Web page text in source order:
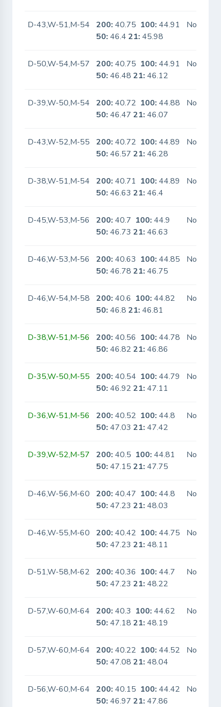
D-43,W-51,M-54 200: 40.75 100: 44.91
50: 46.421: 45.98
No
D-50,W-54,M-57 200: 40.75 100: 44.91
50: 46.4821: 46.12
No
D-39,W-50,M-54 200: 40.72 100: 44.88
50: 46.4721: 46.07
No
D-43,W-52,M-55 200: 40.72 100: 44.89
50: 46.5721: 46.28
No
D-38,W-51,M-54 200: 40.71 100: 44.89
50: 46.6321: 46.4
No
D-45,W-53,M-56 200: 40.7 100: 44.9
50: 46.7321: 46.63
No
D-46,W-53,M-56 200: 40.63 100: 44.85
50: 46.7821: 46.75
No
D-46,W-54,M-58 200: 40.6 100: 44.82
50: 46.821: 46.81
No
D-38,W-51,M-56 200: 40.56 100: 44.78
50: 46.8221: 46.86
No
D-35,W-50,M-55 200: 40.54 100: 44.79
50: 46.9221: 47.11
No
D-36,W-51,M-56 200: 40.52 100: 44.8
50: 47.0321: 47.42
No
D-39,W-52,M-57 200: 40.5 100: 44.81
50: 47.1521: 47.75
No
D-46,W-56,M-60 200: 40.47 100: 44.8
50: 47.2321: 48.03
No
D-46,W-55,M-60 200: 40.42 100: 44.75
50: 47.2321: 48.11
No
D-51,W-58,M-62 200: 40.36 100: 44.7
50: 47.2321: 48.22
No
D-57,W-60,M-64 200: 40.3 100: 44.62
50: 47.1821: 48.19
No
D-57,W-60,M-64 200: 40.22 100: 44.52
50: 47.0821: 48.04
No
D-56,W-60,M-64 200: 40.15 100: 44.42
50: 46.9721: 47.86
No